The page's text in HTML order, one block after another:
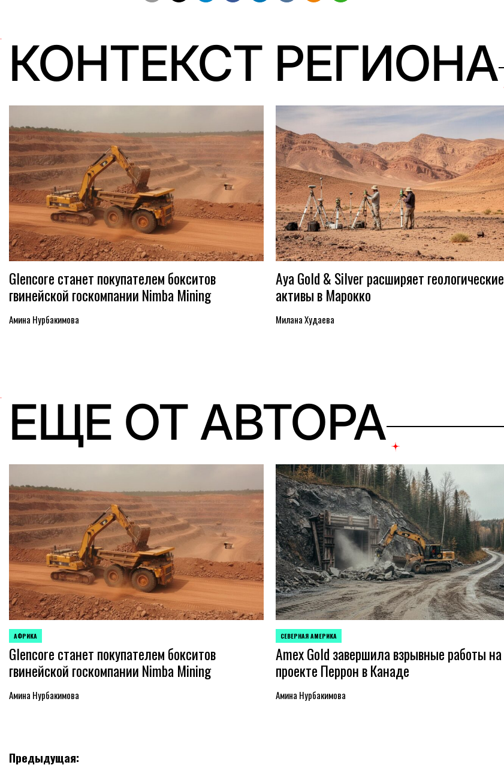
КОНТЕКСТ РЕГИОНА
Glencore станет покупателем бокситов
гвинейской госкомпании Nimba Mining
Амина Нурбакимова
Aya Gold & Silver расширяет геологические
активы в Марокко
Милана Худаева
ЕЩЕ ОТ АВТОРА
ОПУБЛИКОВАНО
В
АФРИКА
Glencore станет покупателем бокситов
гвинейской госкомпании Nimba Mining
Амина Нурбакимова
ОПУБЛИКОВАНО
В
СЕВЕРНАЯ АМЕРИКА
Amex Gold завершила взрывные работы на
проекте Перрон в Канаде
Амина Нурбакимова
Предыдущая: